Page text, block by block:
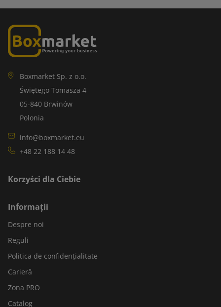
Boxmarket Sp. z o.o.
Świętego Tomasza 4
05-840 Brwinów
Polonia
info@boxmarket.eu
+48 22 188 14 48
Korzyści dla Ciebie
Informații
Despre noi
Reguli
Politica de confidențialitate
Carieră
Zona PRO
Catalog